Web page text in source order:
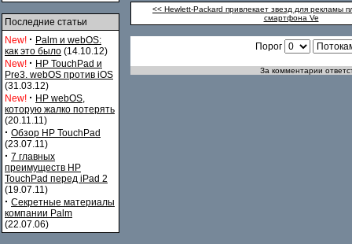
Последние статьи
New! · Palm и webOS:
как это было (14.10.12)
New! · HP TouchPad и
Pre3. webOS против iOS
(31.03.12)
New! · HP webOS,
которую жалко потерять
(20.11.11)
· Обзор HP TouchPad
(23.07.11)
· 7 главных
преимуществ HP
TouchPad перед iPad 2
(19.07.11)
· Секретные материалы
компании Palm
(22.07.06)
<< Hewlett-Packard привлекает звезд для рекламы
смартфона Ve
Порог
За комментарии